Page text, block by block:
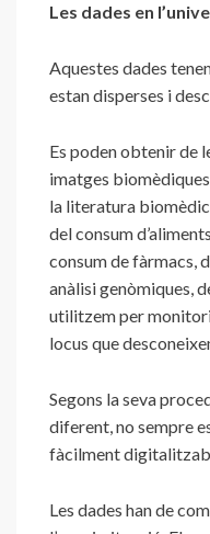
Les dades en
Aquestes dades
estan disperses i
Es poden obtenir de
imatges
la literatura
del consum
consum de fàrmacs,
anàlisi genòmiques,
utilitzem per
locus que
Segons la seva
diferent, no sempre
fàcilment
Les dades han de